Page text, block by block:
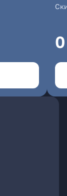
0